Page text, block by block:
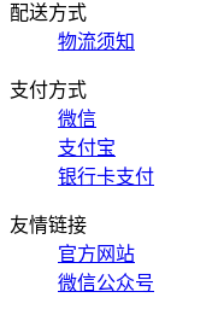
配送方式
物流须知
支付方式
微信
支付宝
银行卡支付
友情链接
官方网站
微信公众号